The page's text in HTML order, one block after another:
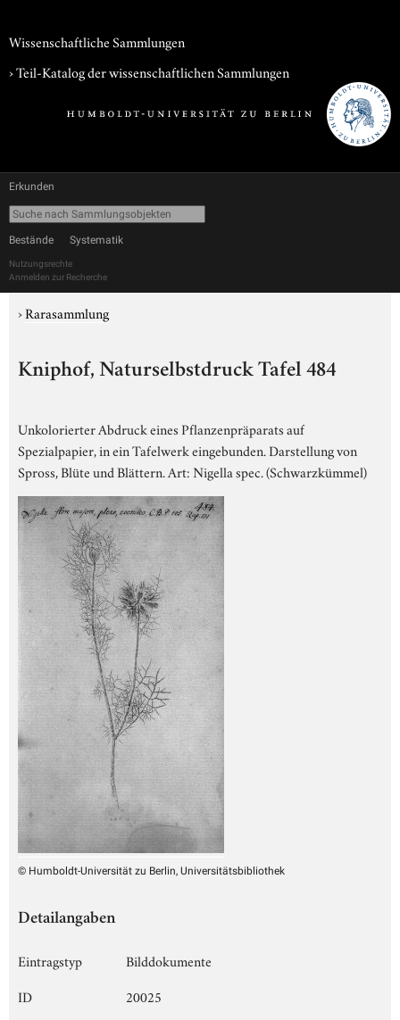
Wissenschaftliche Sammlungen
› Teil-Katalog der wissenschaftlichen Sammlungen
Erkunden
Bestände Systematik
Nutzungsrechte
Anmelden zur Recherche
›Rarasammlung
Kniphof, Naturselbstdruck Tafel 484
Unkolorierter Abdruck eines Pflanzenpräparats auf
Spezialpapier, in ein Tafelwerk eingebunden. Darstellung von
Spross, Blüte und Blättern. Art: Nigella spec. (Schwarzkümmel)
© Humboldt-Universität zu Berlin, Universitätsbibliothek
Detailangaben
Eintragstyp
Bilddokumente
ID
20025